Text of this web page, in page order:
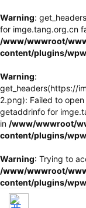
Warning:
for imge.tang.org.cn
/www/wwwroot/
content/plugins/
Warning:
get_headers(https://
2.png): Failed to
getaddrinfo for
in /www/wwwroot/
content/plugins/
Warning: Trying to
/www/wwwroot/
content/plugins/